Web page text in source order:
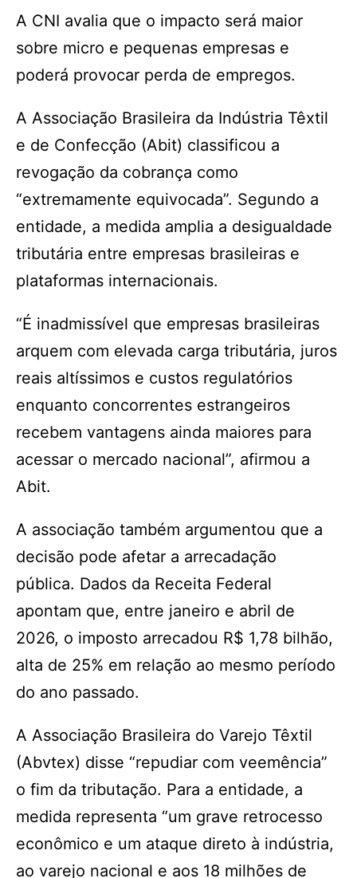
A CNI avalia que o impacto será maior
sobre micro e pequenas empresas e
poderá provocar perda de empregos.
A Associação Brasileira da Indústria Têxtil
e de Confecção (Abit) classificou a
revogação da cobrança como
“extremamente equivocada”. Segundo a
entidade, a medida amplia a desigualdade
tributária entre empresas brasileiras e
plataformas internacionais.
“É inadmissível que empresas brasileiras
arquem com elevada carga tributária, juros
reais altíssimos e custos regulatórios
enquanto concorrentes estrangeiros
recebem vantagens ainda maiores para
acessar o mercado nacional”, afirmou a
Abit.
A associação também argumentou que a
decisão pode afetar a arrecadação
pública. Dados da Receita Federal
apontam que, entre janeiro e abril de
2026, o imposto arrecadou R$ 1,78 bilhão,
alta de 25% em relação ao mesmo período
do ano passado.
A Associação Brasileira do Varejo Têxtil
(Abvtex) disse “repudiar com veemência”
o fim da tributação. Para a entidade, a
medida representa “um grave retrocesso
econômico e um ataque direto à indústria,
ao varejo nacional e aos 18 milhões de